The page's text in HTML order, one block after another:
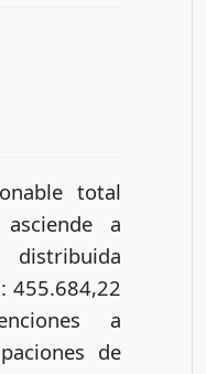
total
a
distribuida
455.684,22
a
de